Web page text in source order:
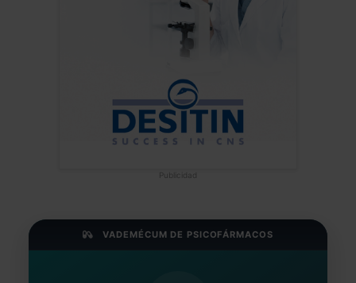
Publicidad
VADEMÉCUM DE PSICOFÁRMACOS